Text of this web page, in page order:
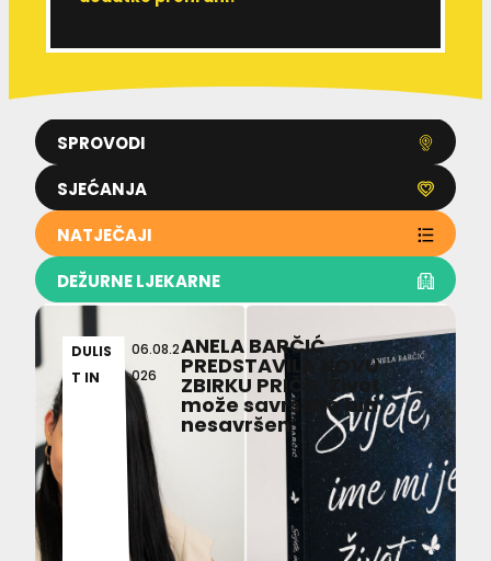
SPROVODI
SJEĆANJA
NATJEČAJI
DEŽURNE LJEKARNE
DULIS
T IN
06.08.2
026
ANELA BARČIĆ
PREDSTAVILA NOVU
ZBIRKU PRIČA ‘Život
može savršeno biti
nesavršen’